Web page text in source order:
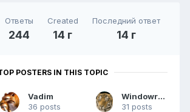
Ответы
244
Created
14 г
Последний ответ
14 г
POSTERS IN THIS TOPIC
Vadim
36 posts
Windowrepair
31 posts